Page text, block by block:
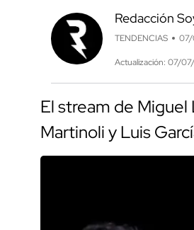
Redacción
TENDENCIAS 07/
Actualización: 07/
El stream de Miguel
Martinoli y Luis